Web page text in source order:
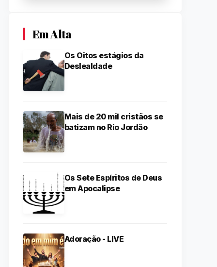
Em Alta
Os Oitos estágios da
Deslealdade
Mais de 20 mil cristãos se
batizam no Rio Jordão
Os Sete Espíritos de Deus
em Apocalipse
Adoração - LIVE